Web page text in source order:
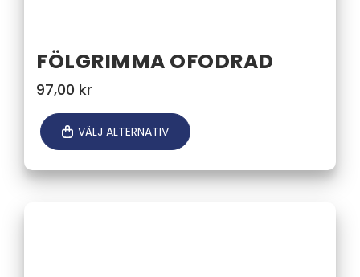
FÖLGRIMMA OFODRAD
97,00 kr
VÄLJ ALTERNATIV